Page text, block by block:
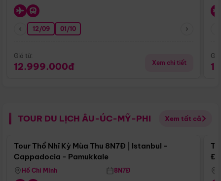
12/09 01/10
Giá từ:
12.999.000đ Xem chi tiết
TOUR DU LỊCH ÂU-ÚC-MỸ-PHI Xem tất cả
Điểm nổi bật
Tour Thổ Nhĩ Kỳ Mùa Thu 8N7Đ | Istanbul -
Cappadocia - Pamukkale
Hồ Chí Minh 8N7Đ